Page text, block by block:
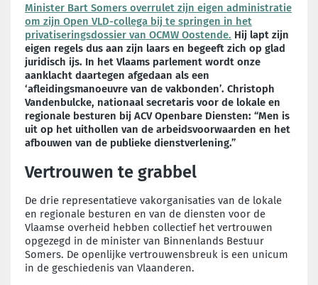
Minister Bart Somers overrulet zijn eigen administratie
om zijn Open VLD-collega bij te springen in het
privatiseringsdossier van OCMW Oostende. Hij lapt zijn
eigen regels dus aan zijn laars en begeeft zich op glad
juridisch ijs. In het Vlaams parlement wordt onze
aanklacht daartegen afgedaan als een
‘afleidingsmanoeuvre van de vakbonden’. Christoph
Vandenbulcke, nationaal secretaris voor de lokale en
regionale besturen bij ACV Openbare Diensten: “Men is
uit op het uithollen van de arbeidsvoorwaarden en het
afbouwen van de publieke dienstverlening.”
Vertrouwen te grabbel
De drie representatieve vakorganisaties van de lokale
en regionale besturen en van de diensten voor de
Vlaamse overheid hebben collectief het vertrouwen
opgezegd in de minister van Binnenlands Bestuur
Somers. De openlijke vertrouwensbreuk is een unicum
in de geschiedenis van Vlaanderen.